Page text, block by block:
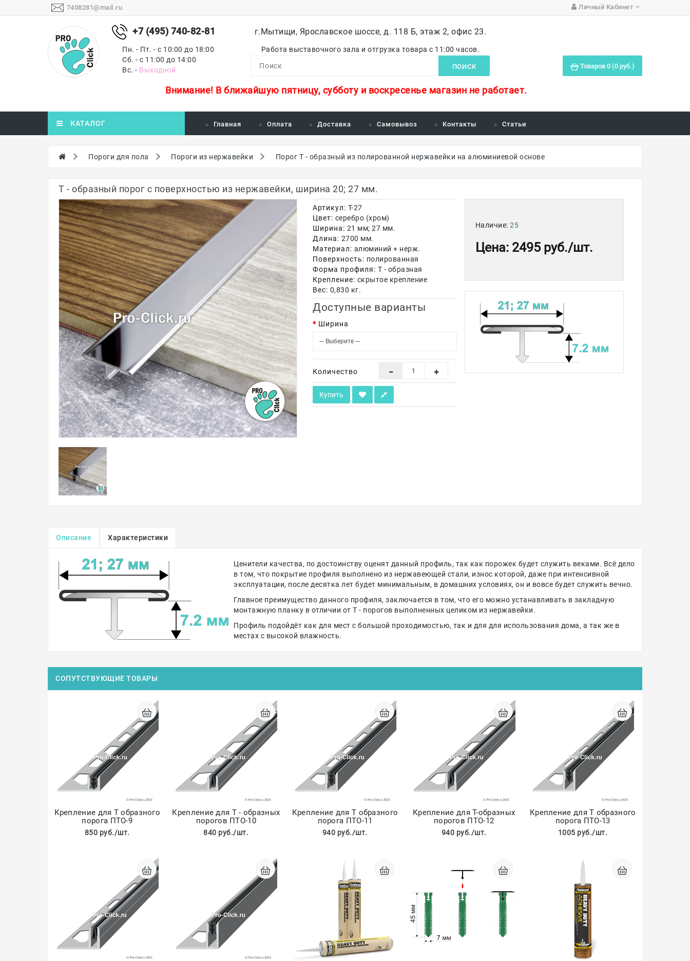
7408281@mail.ru Личный Кабинет
+7 (495) 740-82-81
Пн. - Пт. - с 10:00 до 18:00
Сб. - с 11:00 до 14:00
Вс. - Выходной
г.Мытищи, Ярославское шоссе, д. 118 Б, этаж 2, офис 23.
Работа выставочного зала и отгрузка товара с 11:00 часов.
ПОИСК Товаров 0 (0 руб.)
Внимание! В ближайшую пятницу, субботу и воскресенье магазин не работает.
КАТАЛОГ Главная Оплата Доставка Самовывоз Контакты Статьи
Пороги для пола Пороги из нержавейки Порог Т - образный из полированной нержавейки на алюминиевой основе
Т - образный порог с поверхностью из нержавейки, ширина 20; 27 мм.
Артикул: Т-27
Цвет: серебро (хром)
Ширина: 21 мм; 27 мм.
Длина: 2700 мм.
Материал: алюминий + нерж.
Поверхность: полированная
Форма профиля: Т - образная
Крепление: скрытое крепление
Вес: 0,830 кг.
Доступные варианты
Ширина
Количество
Купить
Наличие: 25
Цена: 2495 руб./шт.
Описание Характеристики
Ценители качества, по достоинству оценят данный профиль, так как порожек будет служить веками. Всё дело
в том, что покрытие профиля выполнено из нержавеющей стали, износ которой, даже при интенсивной
эксплуатации, после десятка лет будет минимальным, в домашних условиях, он и вовсе будет служить вечно.
Главное преимущество данного профиля, заключается в том, что его можно устанавливать в закладную
монтажную планку в отличии от Т - порогов выполненных целиком из нержавейки.
Профиль подойдёт как для мест с большой проходимостью, так и для для использования дома, а так же в
местах с высокой влажность.
СОПУТСТВУЮЩИЕ ТОВАРЫ
Крепление для Т образного
порога ПТО-9
850 руб./шт.
Крепление для Т - образных
порогов ПТО-10
840 руб./шт.
Крепление для Т образного
порога ПТО-11
940 руб./шт.
Крепление для Т-образных
порогов ПТО-12
940 руб./шт.
Крепление для Т образного
порога ПТО-13
1005 руб./шт.